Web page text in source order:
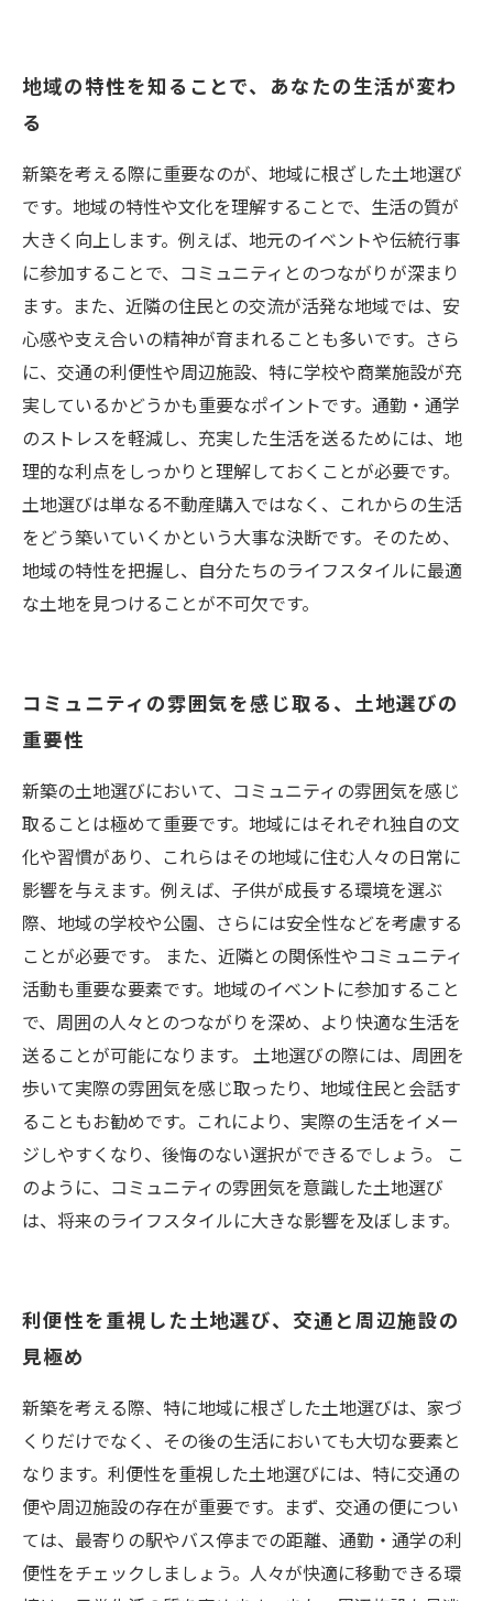
地域の特性を知ることで、あなたの生活が変わ
る
新築を考える際に重要なのが、地域に根ざした土地選び
です。地域の特性や文化を理解することで、生活の質が
大きく向上します。例えば、地元のイベントや伝統行事
に参加することで、コミュニティとのつながりが深まり
ます。また、近隣の住民との交流が活発な地域では、安
心感や支え合いの精神が育まれることも多いです。さら
に、交通の利便性や周辺施設、特に学校や商業施設が充
実しているかどうかも重要なポイントです。通勤・通学
のストレスを軽減し、充実した生活を送るためには、地
理的な利点をしっかりと理解しておくことが必要です。
土地選びは単なる不動産購入ではなく、これからの生活
をどう築いていくかという大事な決断です。そのため、
地域の特性を把握し、自分たちのライフスタイルに最適
な土地を見つけることが不可欠です。
コミュニティの雰囲気を感じ取る、土地選びの
重要性
新築の土地選びにおいて、コミュニティの雰囲気を感じ
取ることは極めて重要です。地域にはそれぞれ独自の文
化や習慣があり、これらはその地域に住む人々の日常に
影響を与えます。例えば、子供が成長する環境を選ぶ
際、地域の学校や公園、さらには安全性などを考慮する
ことが必要です。 また、近隣との関係性やコミュニティ
活動も重要な要素です。地域のイベントに参加すること
で、周囲の人々とのつながりを深め、より快適な生活を
送ることが可能になります。 土地選びの際には、周囲を
歩いて実際の雰囲気を感じ取ったり、地域住民と会話す
ることもお勧めです。これにより、実際の生活をイメー
ジしやすくなり、後悔のない選択ができるでしょう。 こ
のように、コミュニティの雰囲気を意識した土地選び
は、将来のライフスタイルに大きな影響を及ぼします。
利便性を重視した土地選び、交通と周辺施設の
見極め
新築を考える際、特に地域に根ざした土地選びは、家づ
くりだけでなく、その後の生活においても大切な要素と
なります。利便性を重視した土地選びには、特に交通の
便や周辺施設の存在が重要です。まず、交通の便につい
ては、最寄りの駅やバス停までの距離、通勤・通学の利
便性をチェックしましょう。人々が快適に移動できる環